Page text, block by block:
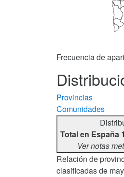
Frecuencia de
Provincias
Comunidades
Total en España
Ver notas
Relación de
clasificadas de